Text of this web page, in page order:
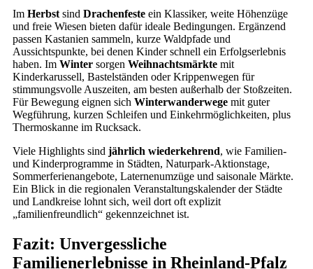
Im Herbst sind Drachenfeste ein Klassiker, weite Höhenzüge
und freie Wiesen bieten dafür ideale Bedingungen. Ergänzend
passen Kastanien sammeln, kurze Waldpfade und
Aussichtspunkte, bei denen Kinder schnell ein Erfolgserlebnis
haben. Im Winter sorgen Weihnachtsmärkte mit
Kinderkarussell, Bastelständen oder Krippenwegen für
stimmungsvolle Auszeiten, am besten außerhalb der Stoßzeiten.
Für Bewegung eignen sich Winterwanderwege mit guter
Wegführung, kurzen Schleifen und Einkehrmöglichkeiten, plus
Thermoskanne im Rucksack.
Viele Highlights sind jährlich wiederkehrend, wie Familien-
und Kinderprogramme in Städten, Naturpark-Aktionstage,
Sommerferienangebote, Laternenumzüge und saisonale Märkte.
Ein Blick in die regionalen Veranstaltungskalender der Städte
und Landkreise lohnt sich, weil dort oft explizit
„familienfreundlich“ gekennzeichnet ist.
Fazit: Unvergessliche
Familienerlebnisse in Rheinland-Pfalz